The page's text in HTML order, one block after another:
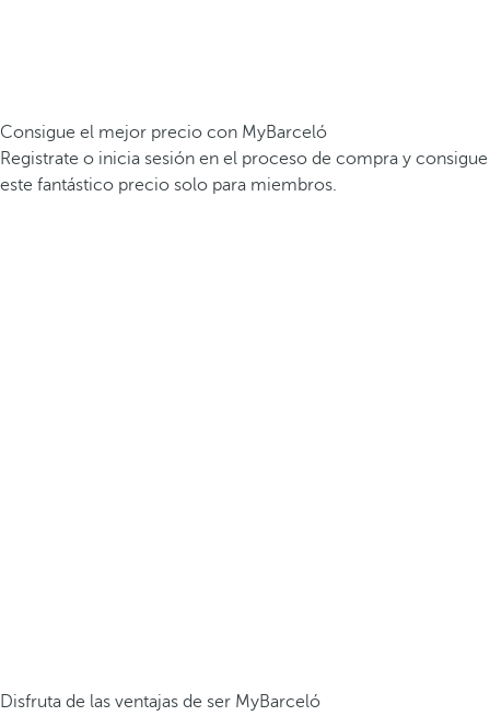
Consigue el mejor precio con MyBarceló
Registrate o inicia sesión en el proceso de compra y consigue
este fantástico precio solo para miembros.
Disfruta de las ventajas de ser MyBarceló